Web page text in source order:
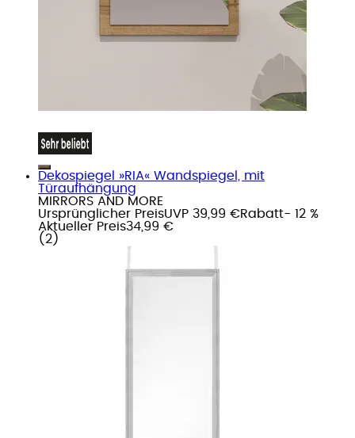
Dekospiegel »RIA« Wandspiegel, mit
Türaufhängung
MIRRORS AND MORE
Ursprünglicher PreisUVP 39,99 €Rabatt- 12 %
Aktueller Preis34,99 €
( 2 )